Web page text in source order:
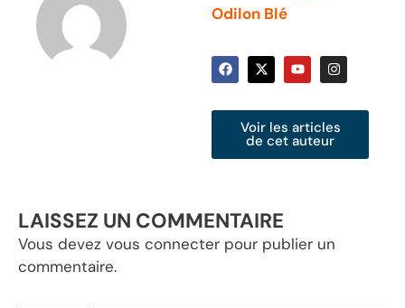
Odilon Blé
Voir les articles
de cet auteur
LAISSEZ UN COMMENTAIRE
Vous devez vous connecter pour publier un
commentaire.